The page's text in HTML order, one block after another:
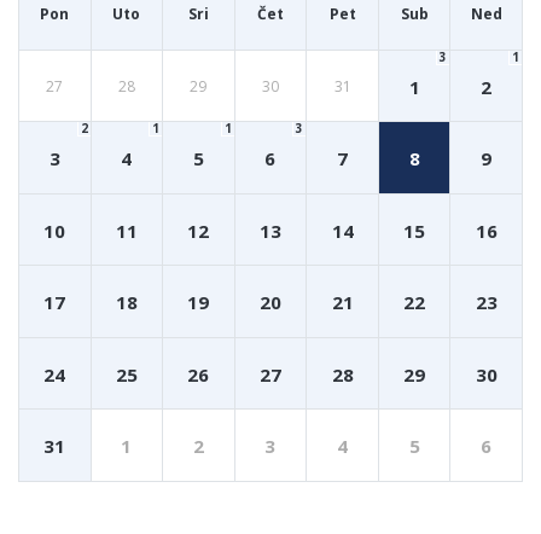
Pon Uto Sri Čet Pet Sub Ned
27 28 29 30 31 1
3
2
1
3
2
4
1
5
1
6
3
7 8 9
10 11 12 13 14 15 16
17 18 19 20 21 22 23
24 25 26 27 28 29 30
31 1 2 3 4 5 6